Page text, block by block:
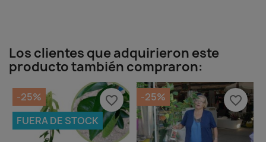
Los clientes que adquirieron este
producto también compraron:
-25%
FUERA DE STOCK
favorite_border -25% favorite_border